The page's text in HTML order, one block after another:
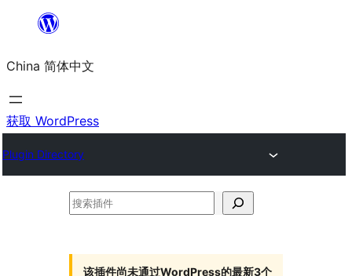
内
容
China 简体中文
获取 WordPress
Plugin Directory
搜
该插件尚未通过WordPress的最新3个